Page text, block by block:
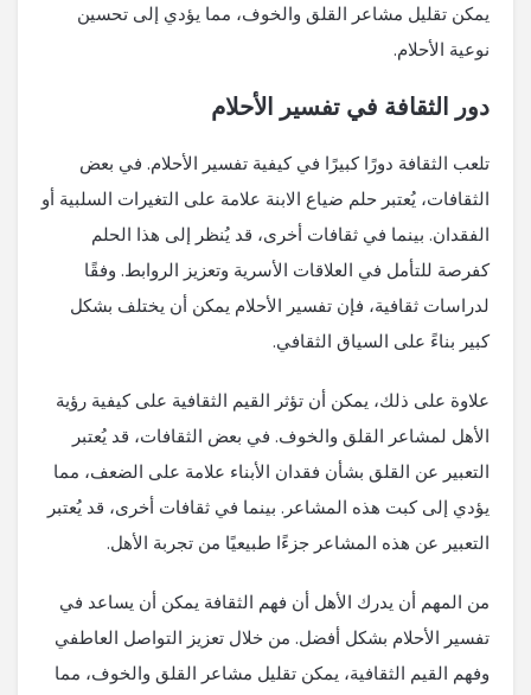
يمكن تقليل مشاعر القلق والخوف، مما يؤدي إلى تحسين
نوعية الأحلام.
دور الثقافة في تفسير الأحلام
تلعب الثقافة دورًا كبيرًا في كيفية تفسير الأحلام. في بعض
الثقافات، يُعتبر حلم ضياع الابنة علامة على التغيرات السلبية أو
الفقدان. بينما في ثقافات أخرى، قد يُنظر إلى هذا الحلم
كفرصة للتأمل في العلاقات الأسرية وتعزيز الروابط. وفقًا
لدراسات ثقافية، فإن تفسير الأحلام يمكن أن يختلف بشكل
كبير بناءً على السياق الثقافي.
علاوة على ذلك، يمكن أن تؤثر القيم الثقافية على كيفية رؤية
الأهل لمشاعر القلق والخوف. في بعض الثقافات، قد يُعتبر
التعبير عن القلق بشأن فقدان الأبناء علامة على الضعف، مما
يؤدي إلى كبت هذه المشاعر. بينما في ثقافات أخرى، قد يُعتبر
التعبير عن هذه المشاعر جزءًا طبيعيًا من تجربة الأهل.
من المهم أن يدرك الأهل أن فهم الثقافة يمكن أن يساعد في
تفسير الأحلام بشكل أفضل. من خلال تعزيز التواصل العاطفي
وفهم القيم الثقافية، يمكن تقليل مشاعر القلق والخوف، مما